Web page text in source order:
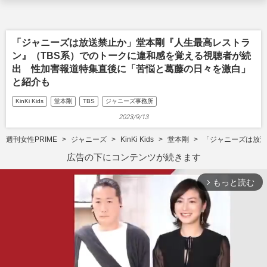
「ジャニーズは放送禁止か」堂本剛『人生最高レストラ
ン』（TBS系）でのトークに違和感を覚える視聴者が続
出 性加害報道特集直後に「苦悩と葛藤の日々を激白」
と紹介も
KinKi Kids 堂本剛 TBS ジャニーズ事務所
2023/9/13
週刊女性PRIME ジャニーズ KinKi Kids 堂本剛 「ジャニーズは放
広告の下にコンテンツが続きます
arrow_forward_ios もっと読む